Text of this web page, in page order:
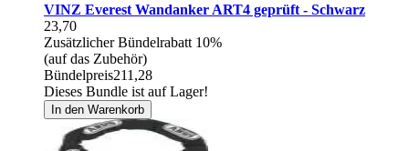
VINZ Everest Wandanker ART4 geprüft - Schwarz
23,70
Zusätzlicher Bündelrabatt 10%
(auf das Zubehör)
Bündelpreis211,28
Dieses Bundle ist auf Lager!
In den Warenkorb